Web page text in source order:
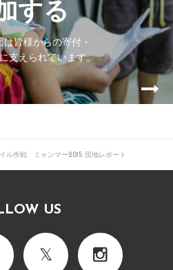
する
皆様からの寄付・
支えられています。
ル作戦 ミャンマー2015 現地レポート
US